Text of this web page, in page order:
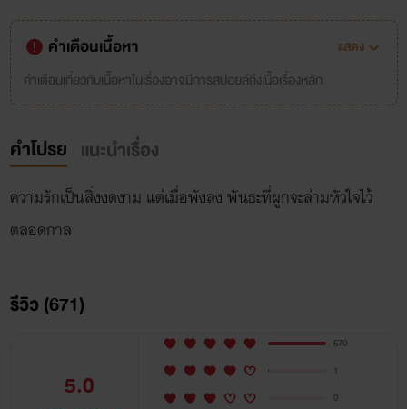
คำเตือนเนื้อหา
แสดง
คำเตือนเกี่ยวกับเนื้อหาในเรื่องอาจมีการสปอยล์ถึงเนื้อเรื่องหลัก
คำโปรย แนะนำเรื่อง
ความรักเป็นสิ่งงดงาม แต่เมื่อพังลง พันธะที่ผูกจะล่ามหัวใจไว้
ตลอดกาล
รีวิว (671)
5.0
670
1
0